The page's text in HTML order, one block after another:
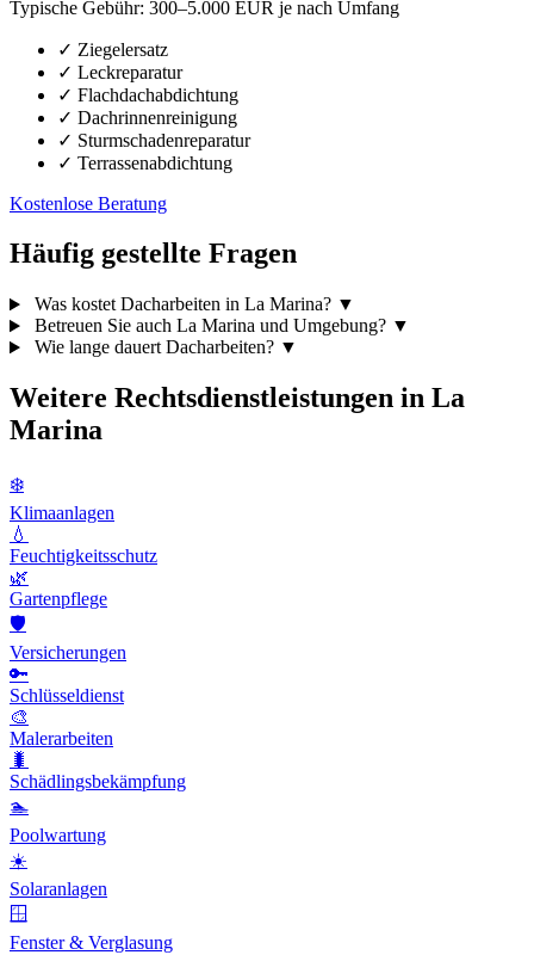
Typische Gebühr: 300–5.000 EUR je nach Umfang
✓ Ziegelersatz
✓ Leckreparatur
✓ Flachdachabdichtung
✓ Dachrinnenreinigung
✓ Sturmschadenreparatur
✓ Terrassenabdichtung
Kostenlose Beratung
Häufig gestellte Fragen
Was kostet Dacharbeiten in La Marina? ▼
Betreuen Sie auch La Marina und Umgebung? ▼
Wie lange dauert Dacharbeiten? ▼
Weitere Rechtsdienstleistungen in La
Marina
❄️
Klimaanlagen
💧
Feuchtigkeitsschutz
🌿
Gartenpflege
🛡️
Versicherungen
🔑
Schlüsseldienst
🎨
Malerarbeiten
🐛
Schädlingsbekämpfung
🏊
Poolwartung
☀️
Solaranlagen
🪟
Fenster & Verglasung